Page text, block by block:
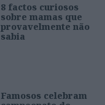
8 factos curiosos
sobre mamas que
provavelmente não
sabia
Famosos celebram